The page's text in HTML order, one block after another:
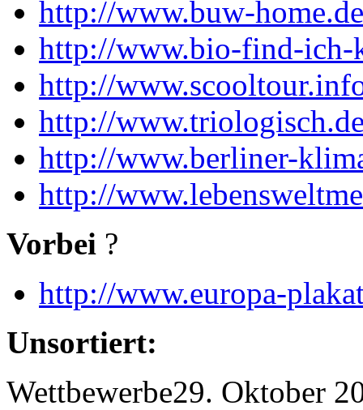
http://www.buw-home.de
http://www.bio-find-ich-
http://
http://
http://www.berliner-
http://
Vorbei ?
http://www.europa-
Unsortiert:
Wettbewerbe29. Oktober